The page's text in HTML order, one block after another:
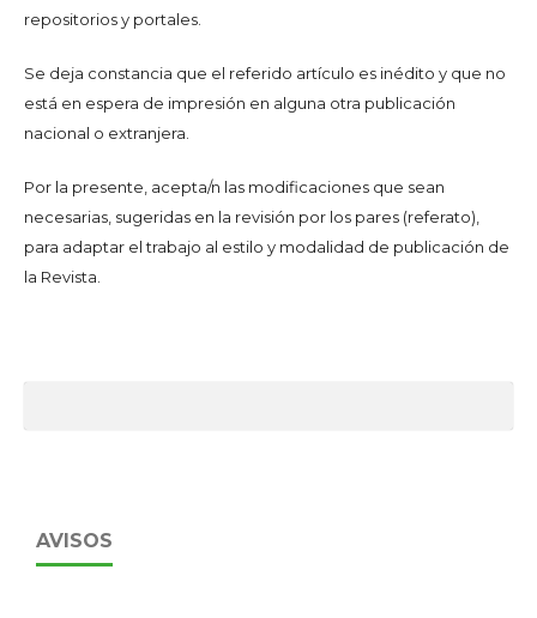
repositorios y portales.
Se deja constancia que el referido artículo es inédito y que no
está en espera de impresión en alguna otra publicación
nacional o extranjera.
Por la presente, acepta/n las modificaciones que sean
necesarias, sugeridas en la revisión por los pares (referato),
para adaptar el trabajo al estilo y modalidad de publicación de
la Revista.
AVISOS